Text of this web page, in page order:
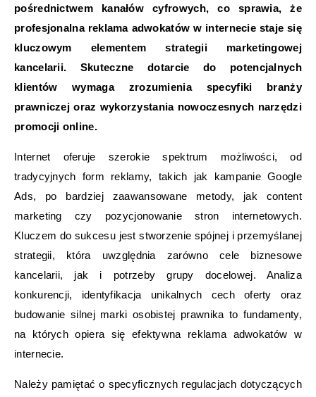
pośrednictwem kanałów cyfrowych, co sprawia, że
profesjonalna reklama adwokatów w internecie staje się
kluczowym elementem strategii marketingowej
kancelarii. Skuteczne dotarcie do potencjalnych
klientów wymaga zrozumienia specyfiki branży
prawniczej oraz wykorzystania nowoczesnych narzędzi
promocji online.
Internet oferuje szerokie spektrum możliwości, od
tradycyjnych form reklamy, takich jak kampanie Google
Ads, po bardziej zaawansowane metody, jak content
marketing czy pozycjonowanie stron internetowych.
Kluczem do sukcesu jest stworzenie spójnej i przemyślanej
strategii, która uwzględnia zarówno cele biznesowe
kancelarii, jak i potrzeby grupy docelowej. Analiza
konkurencji, identyfikacja unikalnych cech oferty oraz
budowanie silnej marki osobistej prawnika to fundamenty,
na których opiera się efektywna reklama adwokatów w
internecie.
Należy pamiętać o specyficznych regulacjach dotyczących